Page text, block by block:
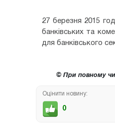
27 березня 2015
банківських та
для банківського
© При повному чи
Оцінити новину:
0